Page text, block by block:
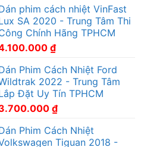
phim cách nhiệt VinFast
SA 2020 - Trung Tâm Thi
Chính Hãng TPHCM
₫
Phim Cách Nhiệt Ford
2022 - Trung Tâm
Đặt Uy Tín TPHCM
₫
Phim Cách Nhiệt
Tiguan 2018 -